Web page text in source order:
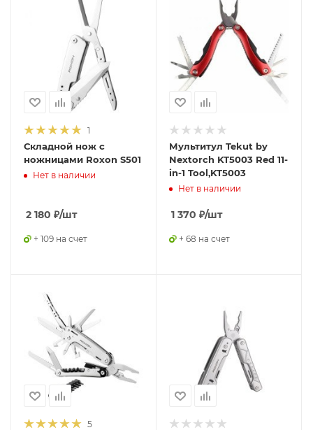
1
Складной нож с
ножницами Roxon S501
Нет в наличии
2 180 ₽/шт
+ 109 на счет
Мультитул Tekut by
Nextorch KT5003 Red 11-
in-1 Tool,KT5003
Нет в наличии
1 370 ₽/шт
+ 68 на счет
5